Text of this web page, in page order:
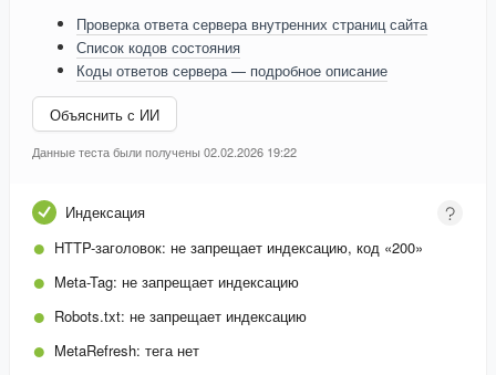
Проверка ответа сервера внутренних страниц сайта
Список кодов состояния
Коды ответов сервера — подробное описание
Объяснить с ИИ
Данные теста были получены 02.02.2026 19:22
Индексация
HTTP-заголовок: не запрещает индексацию, код «200»
Meta-Tag: не запрещает индексацию
Robots.txt: не запрещает индексацию
MetaRefresh: тега нет